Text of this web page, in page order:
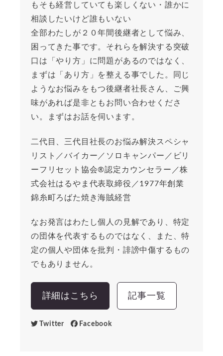
もそも経営していても楽しくない・誰かに
相談したいけど誰もいない
全部わたしが２０年間後継者として悩み、
困ってきた事です。それらを解決する突破
口は「やり方」に問題があるのではなく、
まずは「あり方」を整える事でした。同じ
ようなお悩みをもつ後継者社長さん、ご興
味があれば是非ともお問い合わせくださ
い。まずはお話を伺います。
二代目、三代目社長のお悩み解決スペシャ
リスト／バイカー／ソロキャンパー／ビリ
ーフリセット協会®︎認定カウンセラー／株
式会社はるやま代表取締役／1977年創業
錦糸町ろばた焼き海賊経営
なお発言はわたし個人の見解であり、特定
の団体を代表するものではなく、また、特
定の個人や団体を批判・誹謗中傷するもの
でもありません。
詳細はこちら 記事一覧
Twitter Facebook